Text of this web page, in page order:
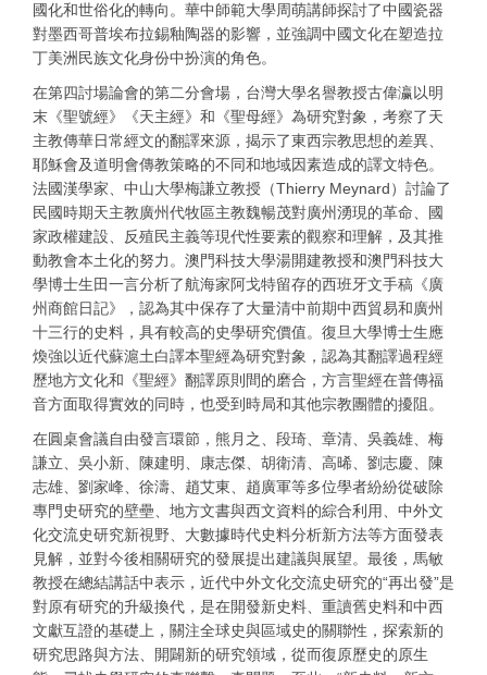
國化和世俗化的轉向。華中師範大學周萌講師探討了中國瓷器
對墨西哥普埃布拉錫釉陶器的影響，並強調中國文化在塑造拉
丁美洲民族文化身份中扮演的角色。
在第四討場論會的第二分會場，台灣大學名譽教授古偉瀛以明
末《聖號經》《天主經》和《聖母經》為研究對象，考察了天
主教傳華日常經文的翻譯來源，揭示了東西宗教思想的差異、
耶穌會及道明會傳教策略的不同和地域因素造成的譯文特色。
法國漢學家、中山大學梅謙立教授（Thierry Meynard）討論了
民國時期天主教廣州代牧區主教魏暢茂對廣州湧現的革命、國
家政權建設、反殖民主義等現代性要素的觀察和理解，及其推
動教會本土化的努力。澳門科技大學湯開建教授和澳門科技大
學博士生田一言分析了航海家阿戈特留存的西班牙文手稿《廣
州商館日記》，認為其中保存了大量清中前期中西貿易和廣州
十三行的史料，具有較高的史學研究價值。復旦大學博士生應
煥強以近代蘇滬土白譯本聖經為研究對象，認為其翻譯過程經
歷地方文化和《聖經》翻譯原則間的磨合，方言聖經在普傳福
音方面取得實效的同時，也受到時局和其他宗教團體的擾阻。
在圓桌會議自由發言環節，熊月之、段琦、章清、吳義雄、梅
謙立、吳小新、陳建明、康志傑、胡衛清、高晞、劉志慶、陳
志雄、劉家峰、徐濤、趙艾東、趙廣軍等多位學者紛紛從破除
專門史研究的壁壘、地方文書與西文資料的綜合利用、中外文
化交流史研究新視野、大數據時代史料分析新方法等方面發表
見解，並對今後相關研究的發展提出建議與展望。最後，馬敏
教授在總結講話中表示，近代中外文化交流史研究的“再出發”是
對原有研究的升級換代，是在開發新史料、重讀舊史料和中西
文獻互證的基礎上，關注全球史與區域史的關聯性，探索新的
研究思路與方法、開闢新的研究領域，從而復原歷史的原生